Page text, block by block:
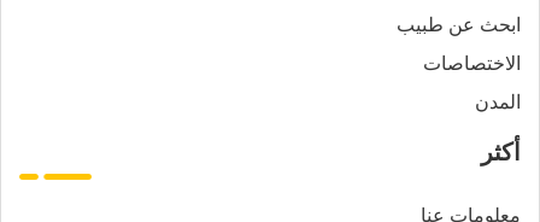
ابحث عن طبيب
الاختصاصات
المدن
أكثر
معلومات عنا